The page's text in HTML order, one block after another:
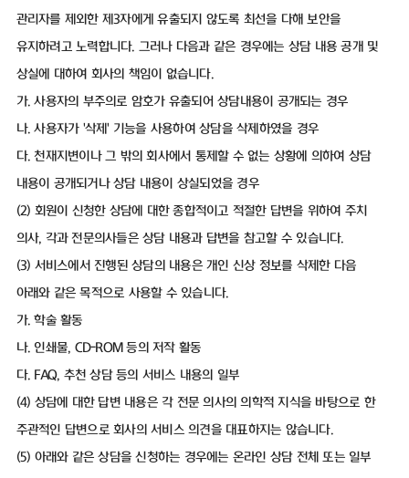
관리자를 제외한 제3자에게 유출되지 않도록 최선을 다해 보안을
유지하려고 노력합니다. 그러나 다음과 같은 경우에는 상담 내용 공개 및
상실에 대하여 회사의 책임이 없습니다.
가. 사용자의 부주의로 암호가 유출되어 상담내용이 공개되는 경우
나. 사용자가 '삭제' 기능을 사용하여 상담을 삭제하였을 경우
다. 천재지변이나 그 밖의 회사에서 통제할 수 없는 상황에 의하여 상담
내용이 공개되거나 상담 내용이 상실되었을 경우
(2) 회원이 신청한 상담에 대한 종합적이고 적절한 답변을 위하여 주치
의사, 각과 전문의사들은 상담 내용과 답변을 참고할 수 있습니다.
(3) 서비스에서 진행된 상담의 내용은 개인 신상 정보를 삭제한 다음
아래와 같은 목적으로 사용할 수 있습니다.
가. 학술 활동
나. 인쇄물, CD-ROM 등의 저작 활동
다. FAQ, 추천 상담 등의 서비스 내용의 일부
(4) 상담에 대한 답변 내용은 각 전문 의사의 의학적 지식을 바탕으로 한
주관적인 답변으로 회사의 서비스 의견을 대표하지는 않습니다.
(5) 아래와 같은 상담을 신청하는 경우에는 온라인 상담 전체 또는 일부